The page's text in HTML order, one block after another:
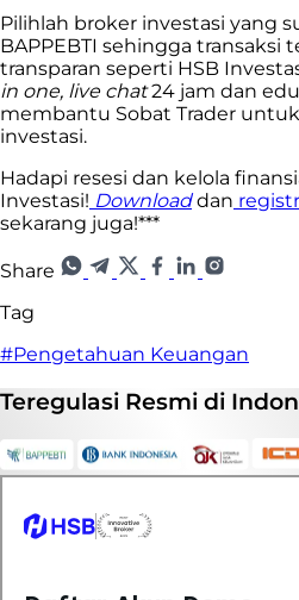
Pilihlah broker investasi yang
BAPPEBTI sehingga transaksi
transparan seperti HSB
in one, live chat24 jam dan
membantu Sobat Trader
investasi.
Hadapi resesi dan kelola
Investasi! Downloaddan
sekarang juga!***
Share
Tag
#Pengetahuan Keuangan
Teregulasi Resmi di